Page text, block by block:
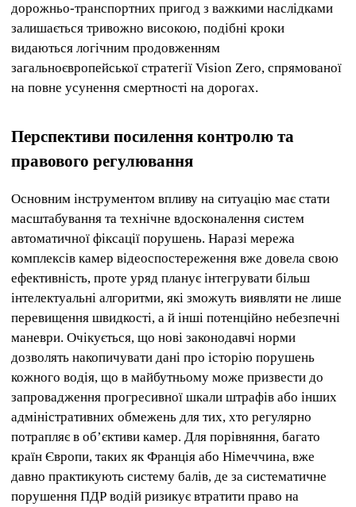
дорожньо-транспортних пригод з важкими наслідками
залишається тривожно високою, подібні кроки
видаються логічним продовженням
загальноєвропейської стратегії Vision Zero, спрямованої
на повне усунення смертності на дорогах.
Перспективи посилення контролю та
правового регулювання
Основним інструментом впливу на ситуацію має стати
масштабування та технічне вдосконалення систем
автоматичної фіксації порушень. Наразі мережа
комплексів камер відеоспостереження вже довела свою
ефективність, проте уряд планує інтегрувати більш
інтелектуальні алгоритми, які зможуть виявляти не лише
перевищення швидкості, а й інші потенційно небезпечні
маневри. Очікується, що нові законодавчі норми
дозволять накопичувати дані про історію порушень
кожного водія, що в майбутньому може призвести до
запровадження прогресивної шкали штрафів або інших
адміністративних обмежень для тих, хто регулярно
потрапляє в об’єктиви камер. Для порівняння, багато
країн Європи, таких як Франція або Німеччина, вже
давно практикують систему балів, де за систематичне
порушення ПДР водій ризикує втратити право на